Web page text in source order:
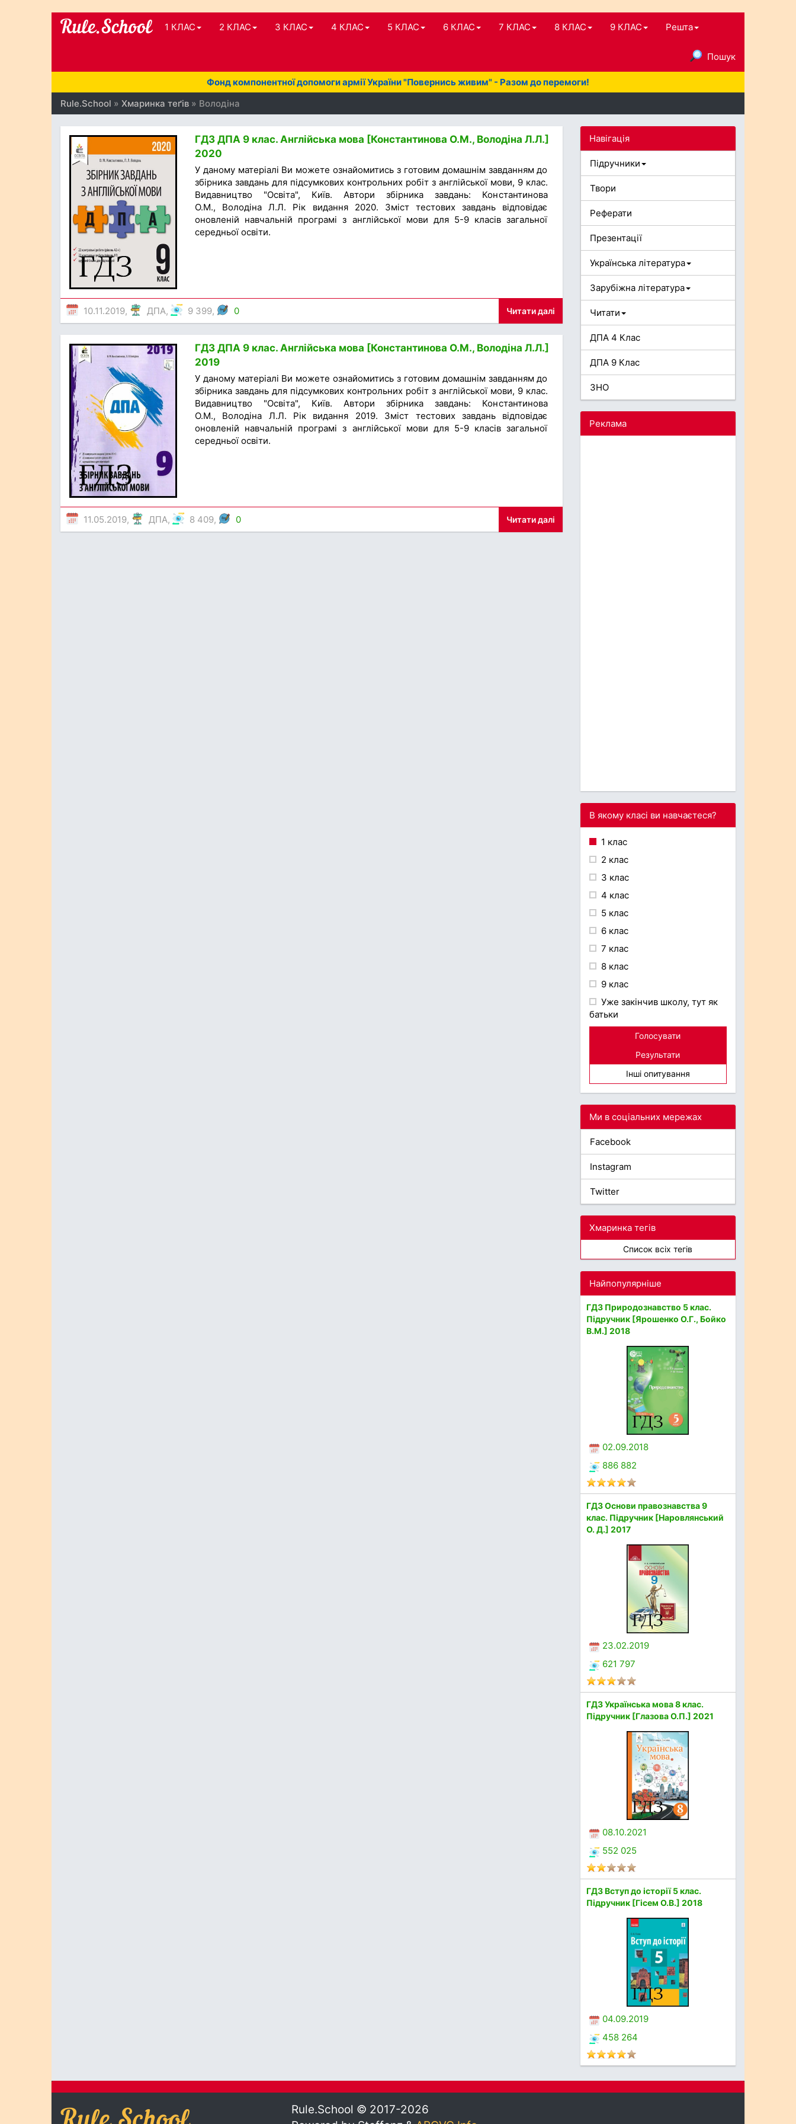
1 КЛАС 2 КЛАС 3 КЛАС 4 КЛАС 5 КЛАС 6 КЛАС 7 КЛАС 8 КЛАС 9 КЛАС Решта
Пошук
Фонд компонентної допомоги армії України "Повернись живим" - Разом до перемоги!
Rule.School » Хмаринка теґів » Володіна
ГДЗ ДПА 9 клас. Англійська мова [Константинова О.М., Володіна Л.Л.]
2020
У даному матеріалі Ви можете ознайомитись з готовим домашнім завданням до
збірника завдань для підсумкових контрольних робіт з англійської мови, 9 клас.
Видавництво "Освіта", Київ. Автори збірника завдань: Константинова
О.М., Володіна Л.Л. Рік видання 2020. Зміст тестових завдань відповідає
оновленій навчальній програмі з англійської мови для 5-9 класів загальної
середньої освіти.
10.11.2019, ДПА, 9 399, 0 Читати далі
ГДЗ ДПА 9 клас. Англійська мова [Константинова О.М., Володіна Л.Л.]
2019
У даному матеріалі Ви можете ознайомитись з готовим домашнім завданням до
збірника завдань для підсумкових контрольних робіт з англійської мови, 9 клас.
Видавництво "Освіта", Київ. Автори збірника завдань: Константинова
О.М., Володіна Л.Л. Рік видання 2019. Зміст тестових завдань відповідає
оновленій навчальній програмі з англійської мови для 5-9 класів загальної
середньої освіти.
11.05.2019, ДПА, 8 409, 0 Читати далі
Навігація
Підручники
Твори
Реферати
Презентації
Українська література
Зарубіжна література
Читати
ДПА 4 Клас
ДПА 9 Клас
ЗНО
Реклама
В якому класі ви навчаєтеся?
1 клас
2 клас
3 клас
4 клас
5 клас
6 клас
7 клас
8 клас
9 клас
Уже закінчив школу, тут як
батьки
Голосувати
Результати
Інші опитування
Ми в соціальних мережах
Facebook
Instagram
Twitter
Хмаринка тегів
Список всіх тегів
Найпопулярніше
ГДЗ Природознавство 5 клас.
Підручник [Ярошенко О.Г., Бойко
В.М.] 2018
02.09.2018
886 882
ГДЗ Основи правознавства 9
клас. Підручник [Наровлянський
О. Д.] 2017
23.02.2019
621 797
ГДЗ Українська мова 8 клас.
Підручник [Глазова О.П.] 2021
08.10.2021
552 025
ГДЗ Вступ до історії 5 клас.
Підручник [Гісем О.В.] 2018
04.09.2019
458 264
Rule.School © 2017-2026